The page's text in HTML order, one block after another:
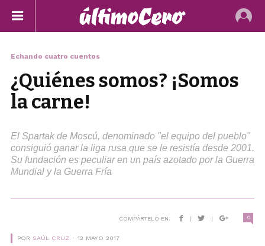
Echando cuatro cuentos
¿Quiénes somos? ¡Somos
la carne!
El Spartak de Moscú, denominado "el equipo del pueblo"
consiguió ganar la liga rusa que se le resistía desde 2001.
Su fundación es peculiar en un país azotado por la Guerra
Mundial y la Guerra Fría
COMPÁRTELO EN: | | 0
POR SAÚL CRUZ
12 MAYO 2017